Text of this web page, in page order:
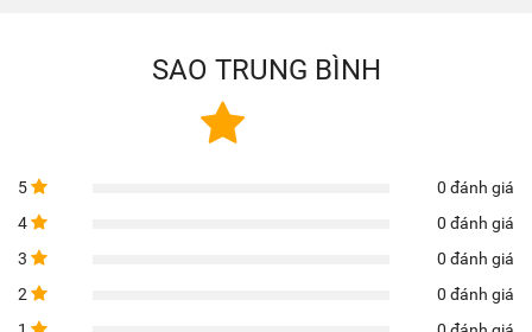
SAO TRUNG BÌNH
5
0 đánh giá
4
0 đánh giá
3
0 đánh giá
2
0 đánh giá